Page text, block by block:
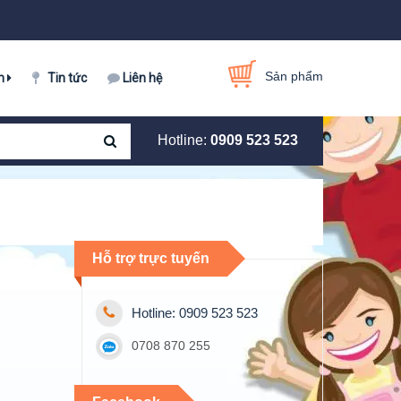
Tin tức Liên hệ Sản phẩm
Hotline: 0909 523 523
Hỗ trợ trực tuyến
Hotline: 0909 523 523
0708 870 255